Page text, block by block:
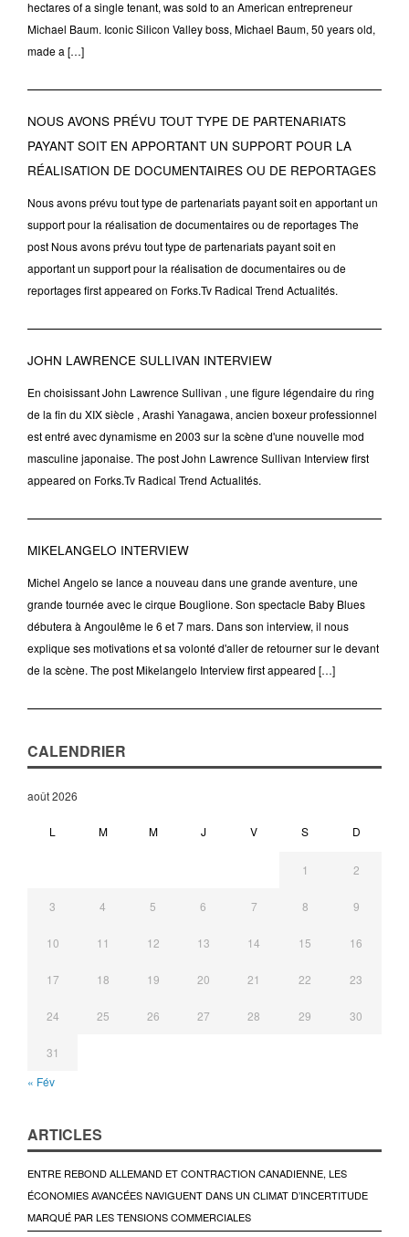
hectares of a single tenant, was sold to an American entrepreneur
Michael Baum. Iconic Silicon Valley boss, Michael Baum, 50 years old,
made a […]
NOUS AVONS PRÉVU TOUT TYPE DE PARTENARIATS
PAYANT SOIT EN APPORTANT UN SUPPORT POUR LA
RÉALISATION DE DOCUMENTAIRES OU DE REPORTAGES
Nous avons prévu tout type de partenariats payant soit en apportant un
support pour la réalisation de documentaires ou de reportages The
post Nous avons prévu tout type de partenariats payant soit en
apportant un support pour la réalisation de documentaires ou de
reportages first appeared on Forks.Tv Radical Trend Actualités.
JOHN LAWRENCE SULLIVAN INTERVIEW
En choisissant John Lawrence Sullivan , une figure légendaire du ring
de la fin du XIX siècle , Arashi Yanagawa, ancien boxeur professionnel
est entré avec dynamisme en 2003 sur la scène d'une nouvelle mod
masculine japonaise. The post John Lawrence Sullivan Interview first
appeared on Forks.Tv Radical Trend Actualités.
MIKELANGELO INTERVIEW
Michel Angelo se lance a nouveau dans une grande aventure, une
grande tournée avec le cirque Bouglione. Son spectacle Baby Blues
débutera à Angoulême le 6 et 7 mars. Dans son interview, il nous
explique ses motivations et sa volonté d'aller de retourner sur le devant
de la scène. The post Mikelangelo Interview first appeared […]
CALENDRIER
août 2026
L M M J V S D
1 2
3 4 5 6 7 8 9
10 11 12 13 14 15 16
17 18 19 20 21 22 23
24 25 26 27 28 29 30
31
« Fév
ARTICLES
ENTRE REBOND ALLEMAND ET CONTRACTION CANADIENNE, LES
ÉCONOMIES AVANCÉES NAVIGUENT DANS UN CLIMAT D’INCERTITUDE
MARQUÉ PAR LES TENSIONS COMMERCIALES